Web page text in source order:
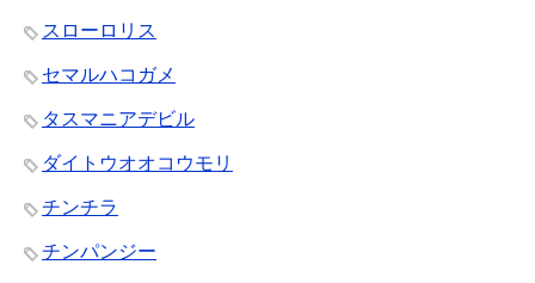
スローロリス
セマルハコガメ
タスマニアデビル
ダイトウオオコウモリ
チンチラ
チンパンジー